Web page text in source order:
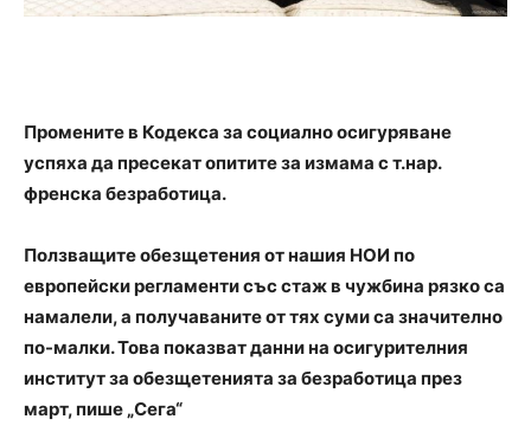
Промените в Кодекса за социално осигуряване
успяха да пресекат опитите за измама с т.нар.
френска безработица.
Ползващите обезщетения от нашия НОИ по
европейски регламенти със стаж в чужбина рязко са
намалели, а получаваните от тях суми са значително
по-малки. Това показват данни на осигурителния
институт за обезщетенията за безработица през
март, пише „Сега“